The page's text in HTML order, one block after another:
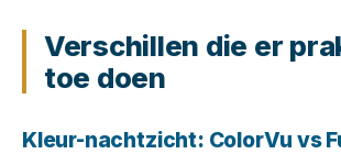
Verschillen die er
toe doen
Kleur-nachtzicht: ColorVu vs